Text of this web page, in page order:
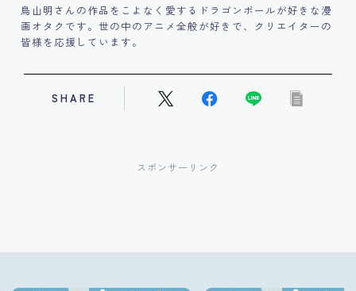
鳥山明さんの作品をこよなく愛するドラゴンボールが好きな漫
画オタクです。世の中のアニメ全般が好きで、クリエイターの
皆様を応援しています。
SHARE
スポンサーリンク